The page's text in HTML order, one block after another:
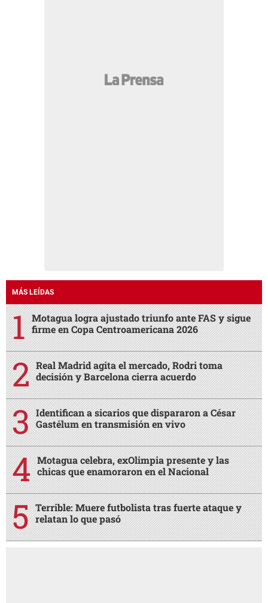
MÁS LEÍDAS
Motagua logra ajustado triunfo ante FAS y sigue
firme en Copa Centroamericana 2026
Real Madrid agita el mercado, Rodri toma
decisión y Barcelona cierra acuerdo
Identifican a sicarios que dispararon a César
Gastélum en transmisión en vivo
Motagua celebra, exOlimpia presente y las
chicas que enamoraron en el Nacional
Terrible: Muere futbolista tras fuerte ataque y
relatan lo que pasó